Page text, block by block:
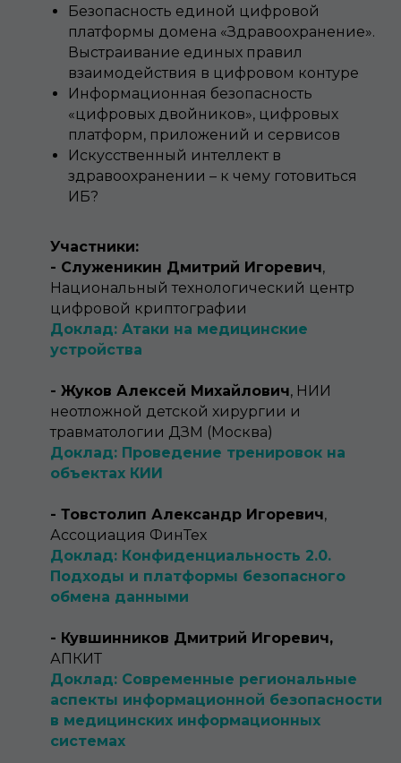
Безопасность единой цифровой
платформы домена «Здравоохранение».
Выстраивание единых правил
взаимодействия в цифровом контуре
Информационная безопасность
«цифровых двойников», цифровых
платформ, приложений и сервисов
Искусственный интеллект в
здравоохранении – к чему готовиться
ИБ?
Участники:
- Служеникин Дмитрий Игоревич,
Национальный технологический центр
цифровой криптографии
Доклад: Атаки на медицинские
устройства
- Жуков Алексей Михайлович, НИИ
неотложной детской хирургии и
травматологии ДЗМ (Москва)
Доклад: Проведение тренировок на
объектах КИИ
- Товстолип Александр Игоревич,
Ассоциация ФинТех
Доклад: Конфиденциальность 2.0.
Подходы и платформы безопасного
обмена данными
- Кувшинников Дмитрий Игоревич,
АПКИТ
Доклад: Современные региональные
аспекты информационной безопасности
в медицинских информационных
системах